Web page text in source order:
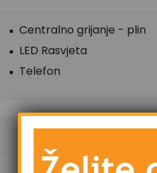
Centralno grijanje - plin
LED Rasvjeta
Telefon